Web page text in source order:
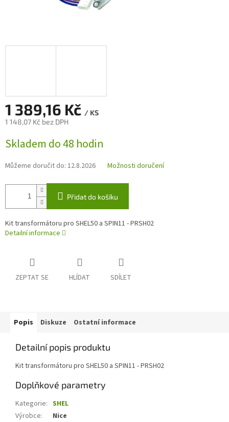
1 389,16 Kč / KS
1 148,07 Kč bez DPH
cena:
Skladem do 48 hodin
Můžeme doručit do: 12.8.2026 Možnosti doručení
Přidat do košíku
Kit transformátoru pro SHEL50 a SPIN11 - PRSH02
Detailní informace
ZEPTAT SE HLÍDAT SDÍLET
Popis Diskuze Ostatní informace
Detailní popis produktu
Kit transformátoru pro SHEL50 a SPIN11 - PRSH02
Doplňkové parametry
Kategorie: SHEL
Výrobce: Nice